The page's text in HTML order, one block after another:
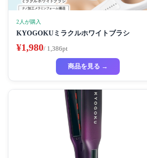
2人が購入
KYOGOKUミラクルホワイトブラシ
¥1,980/ 1,386pt
商品を見る →